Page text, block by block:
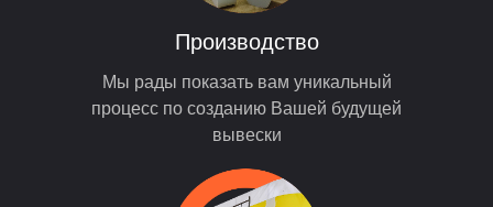
Мы рады показать вам уникальный
процесс по созданию Вашей будущей
вывески
Производство